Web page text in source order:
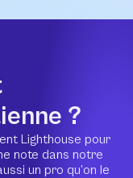
?
Lighthouse pour
note dans notre
un pro qu’on le